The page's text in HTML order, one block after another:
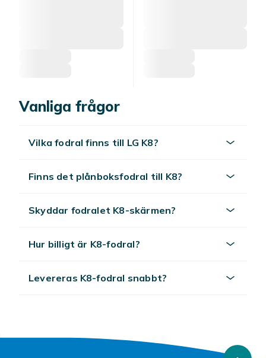
Vanliga frågor
Vilka fodral finns till LG K8?
Finns det plånboksfodral till K8?
Skyddar fodralet K8-skärmen?
Hur billigt är K8-fodral?
Levereras K8-fodral snabbt?